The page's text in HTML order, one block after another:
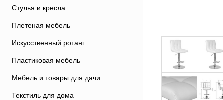
Стулья и кресла
Плетеная мебель
Искусственный ротанг
Пластиковая мебель
Мебель и товары для дачи
Текстиль для дома